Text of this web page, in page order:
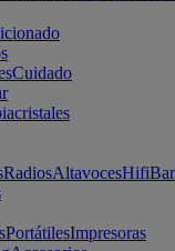
Cuidado
RadiosAltavocesHifi
PortátilesImpresoras